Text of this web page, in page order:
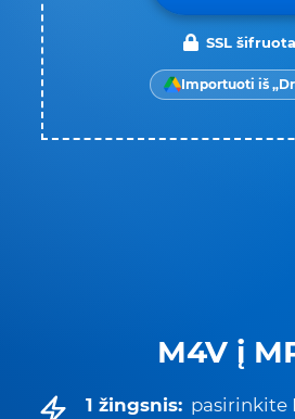
M4V į
1 žingsnis: pasirinkite
SSL
Importuoti iš